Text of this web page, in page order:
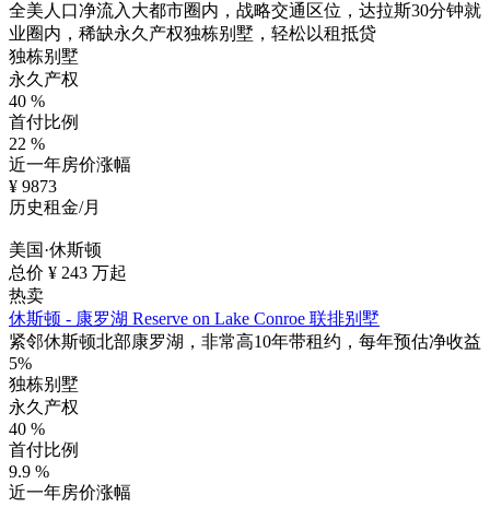
全美人口净流入大都市圈内，战略交通区位，达拉斯30分钟就
业圈内，稀缺永久产权独栋别墅，轻松以租抵贷
独栋别墅
永久产权
40 %
首付比例
22 %
近一年房价涨幅
¥ 9873
历史租金/月
美国·休斯顿
总价 ¥ 243 万起
热卖
休斯顿 - 康罗湖 Reserve on Lake Conroe 联排别墅
紧邻休斯顿北部康罗湖，非常高10年带租约，每年预估净收益
5%
独栋别墅
永久产权
40 %
首付比例
9.9 %
近一年房价涨幅